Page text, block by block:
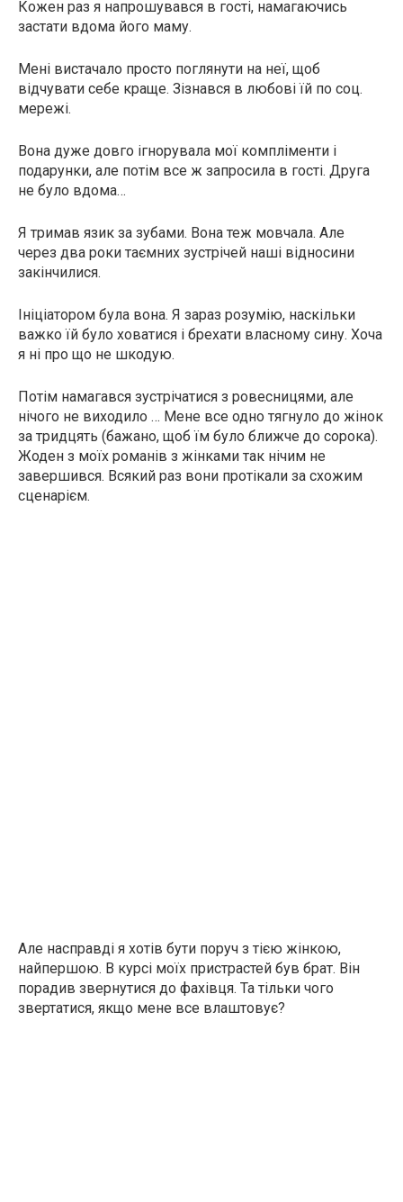
Кожен раз я напрошувався в гості, намагаючись
застати вдома його маму.
Мені вистачало просто поглянути на неї, щоб
відчувати себе краще. Зізнався в любові їй по соц.
мережі.
Вона дуже довго ігнорувала мої компліменти і
подарунки, але потім все ж запросила в гості. Друга
не було вдома…
Я тримав язик за зубами. Вона теж мовчала. Але
через два роки таємних зустрічей наші відносини
закінчилися.
Ініціатором була вона. Я зараз розумію, наскільки
важко їй було ховатися і брехати власному сину. Хоча
я ні про що не шкодую.
Потім намагався зустрічатися з ровесницями, але
нічого не виходило … Мене все одно тягнуло до жінок
за тридцять (бажано, щоб їм було ближче до сорока).
Жоден з моїх романів з жінками так нічим не
завершився. Всякий раз вони протікали за схожим
сценарієм.
Але насправді я хотів бути поруч з тією жінкою,
найпершою. В курсі моїх пристрастей був брат. Він
порадив звернутися до фахівця. Та тільки чого
звертатися, якщо мене все влаштовує?